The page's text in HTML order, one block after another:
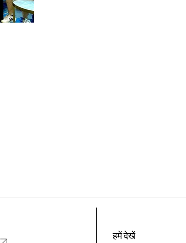
हमें देखें